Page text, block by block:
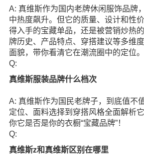
A: 真维斯作为国内老牌休闲服饰品牌
中热度飙升。但它的质量、设计和性
得入手的宝藏单品，还是被营销炒热
牌历史、产品特点、穿搭建议等多维
面貌，带你看清它在潮流圈中的定位。
Q:
真维斯服装品牌什么档次
A: 真维斯作为国民老牌子，到底值不
定位、面料选择到穿搭风格全面解析
你它是否是你的衣橱“宝藏品牌”！
Q:
真维斯z和真维斯区别在哪里